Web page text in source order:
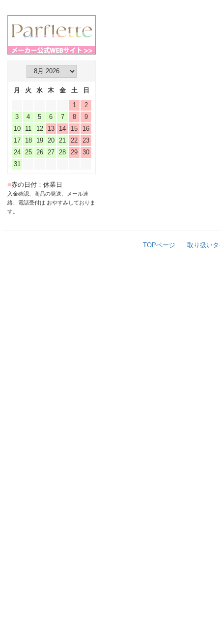
月 火 水 木 金 土
日
1
2
3
4 5 6 7 8
9
10
11 12 13 14 15
16
17
18 19 20 21 22
23
24
25 26 27 28 29
30
31
■赤の日付：休業日
入金確認、商品の発送、メール連
絡、電話受付は おやすみしておりま
す。
TOPページ 取り扱い